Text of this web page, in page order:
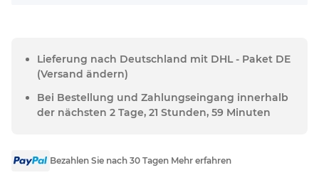
Lieferung nach Deutschland mit DHL - Paket DE
(Versand ändern)
Bei Bestellung und Zahlungseingang innerhalb
der nächsten 2 Tage, 21 Stunden, 59 Minuten
Bezahlen Sie nach 30 Tagen Mehr erfahren